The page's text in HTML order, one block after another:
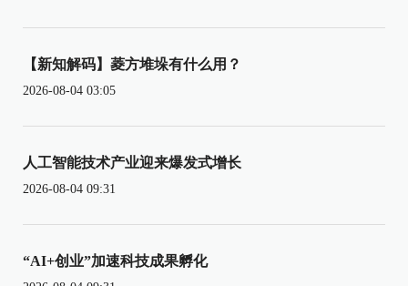
【新知解码】菱方堆垛有什么用？
2026-08-04 03:05
人工智能技术产业迎来爆发式增长
2026-08-04 09:31
“AI+创业”加速科技成果孵化